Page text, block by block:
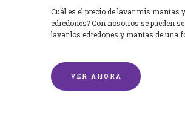
Cuál es el precio de lavar mis mantas y
edredones? Con nosotros se pueden
lavar los edredones y mantas de una
VER AHORA